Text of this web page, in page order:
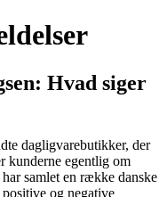
Hvad siger
dagligvarebutikker, der
kunderne egentlig om
samlet en række danske
og negative